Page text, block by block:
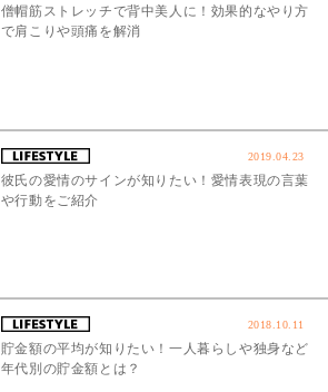
僧帽筋ストレッチで背中美人に！効果的なやり方
で肩こりや頭痛を解消
2019.04.23
彼氏の愛情のサインが知りたい！愛情表現の言葉
や行動をご紹介
2018.10.11
貯金額の平均が知りたい！一人暮らしや独身など
年代別の貯金額とは？